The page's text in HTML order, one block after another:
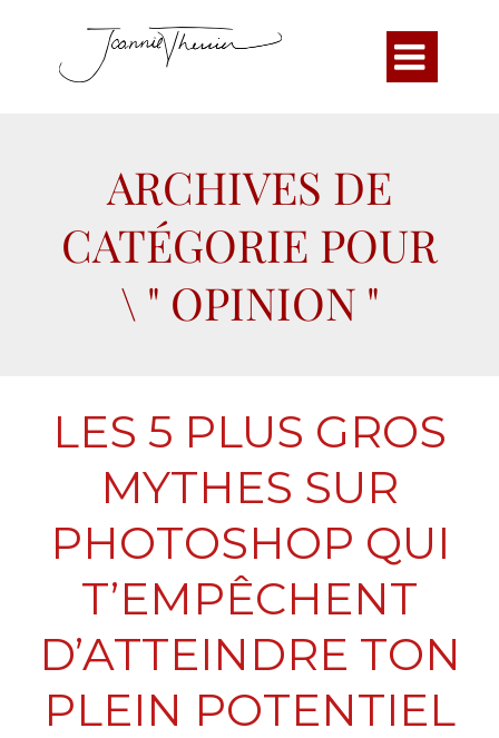

ARCHIVES DE
CATÉGORIE POUR
\ " OPINION "
LES 5 PLUS GROS
MYTHES SUR
PHOTOSHOP QUI
T’EMPÊCHENT
D’ATTEINDRE TON
PLEIN POTENTIEL